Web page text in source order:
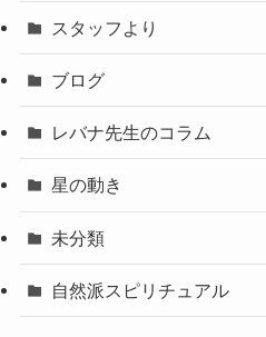
スタッフより
ブログ
レバナ先生のコラム
星の動き
未分類
自然派スピリチュアル